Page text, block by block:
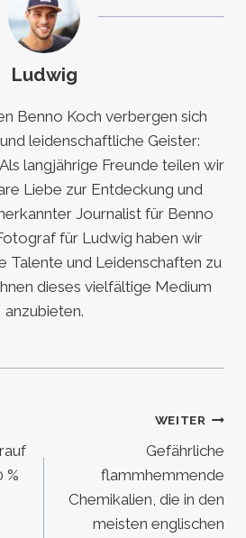
Ludwig
Benno Koch verbergen sich
leidenschaftliche Geister:
langjährige Freunde teilen wir
Liebe zur Entdeckung und
Journalist für Benno
für Ludwig haben wir
Talente und Leidenschaften zu
dieses vielfältige Medium
anzubieten.
%
WEITER
Gefährliche
flammhemmende
Chemikalien, die in den
meisten englischen